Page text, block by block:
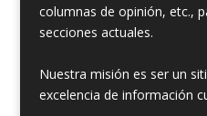
columnas de opinión, etc.,
secciones actuales.
Nuestra misión es ser un
excelencia de información